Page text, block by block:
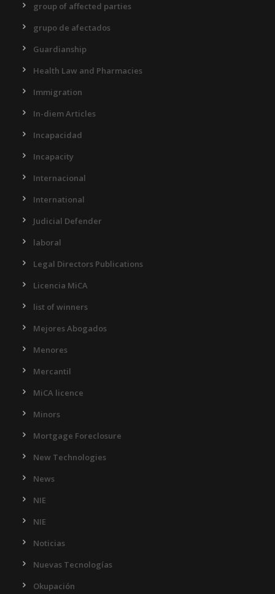
group of affected parties
grupo de afectados
Guardianship
Health Law and Pharmacies
Immigration
In-diem Articles
Incapacidad
Incapacity
Internacional
International
Judicial Defender
laboral
Legal Directors Publications
Licencia MiCA
list of winners
Mejores Abogados
Menores
Mercantil
MiCA licence
Minors
Mortgage Foreclosure
New Technologies
News
NIE
NIE
Noticias
Nuevas Tecnologías
Okupación